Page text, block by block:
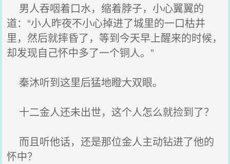
男人吞咽着口水，缩着脖子，小心翼翼的
道：“小人昨夜不小心掉进了城里的一口枯井
里，然后就摔昏了，等到今天早上醒来的时候，
却发现自己怀中多了一个铜人。”
秦沐听到这里后猛地瞪大双眼。
十二金人还未出世，这个人怎么就捡到了？
而且听他话，还是那位金人主动钻进了他的
怀中？